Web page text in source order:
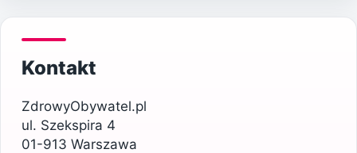
Kontakt
ZdrowyObywatel.pl
ul. Szekspira 4
01-913 Warszawa